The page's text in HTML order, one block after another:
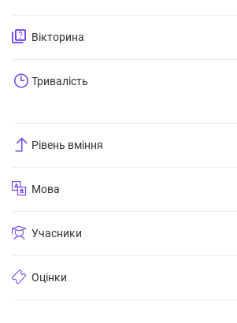
Вікторина
Тривалість
Рівень вміння
Мова
Учасники
Оцінки